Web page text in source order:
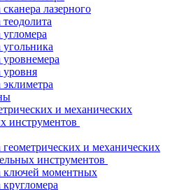
лазерного
уровня
и механических
инструментов
и механических
инструментов
ключей моментных